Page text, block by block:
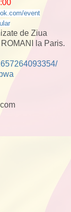
event
de Ziua
la Paris.